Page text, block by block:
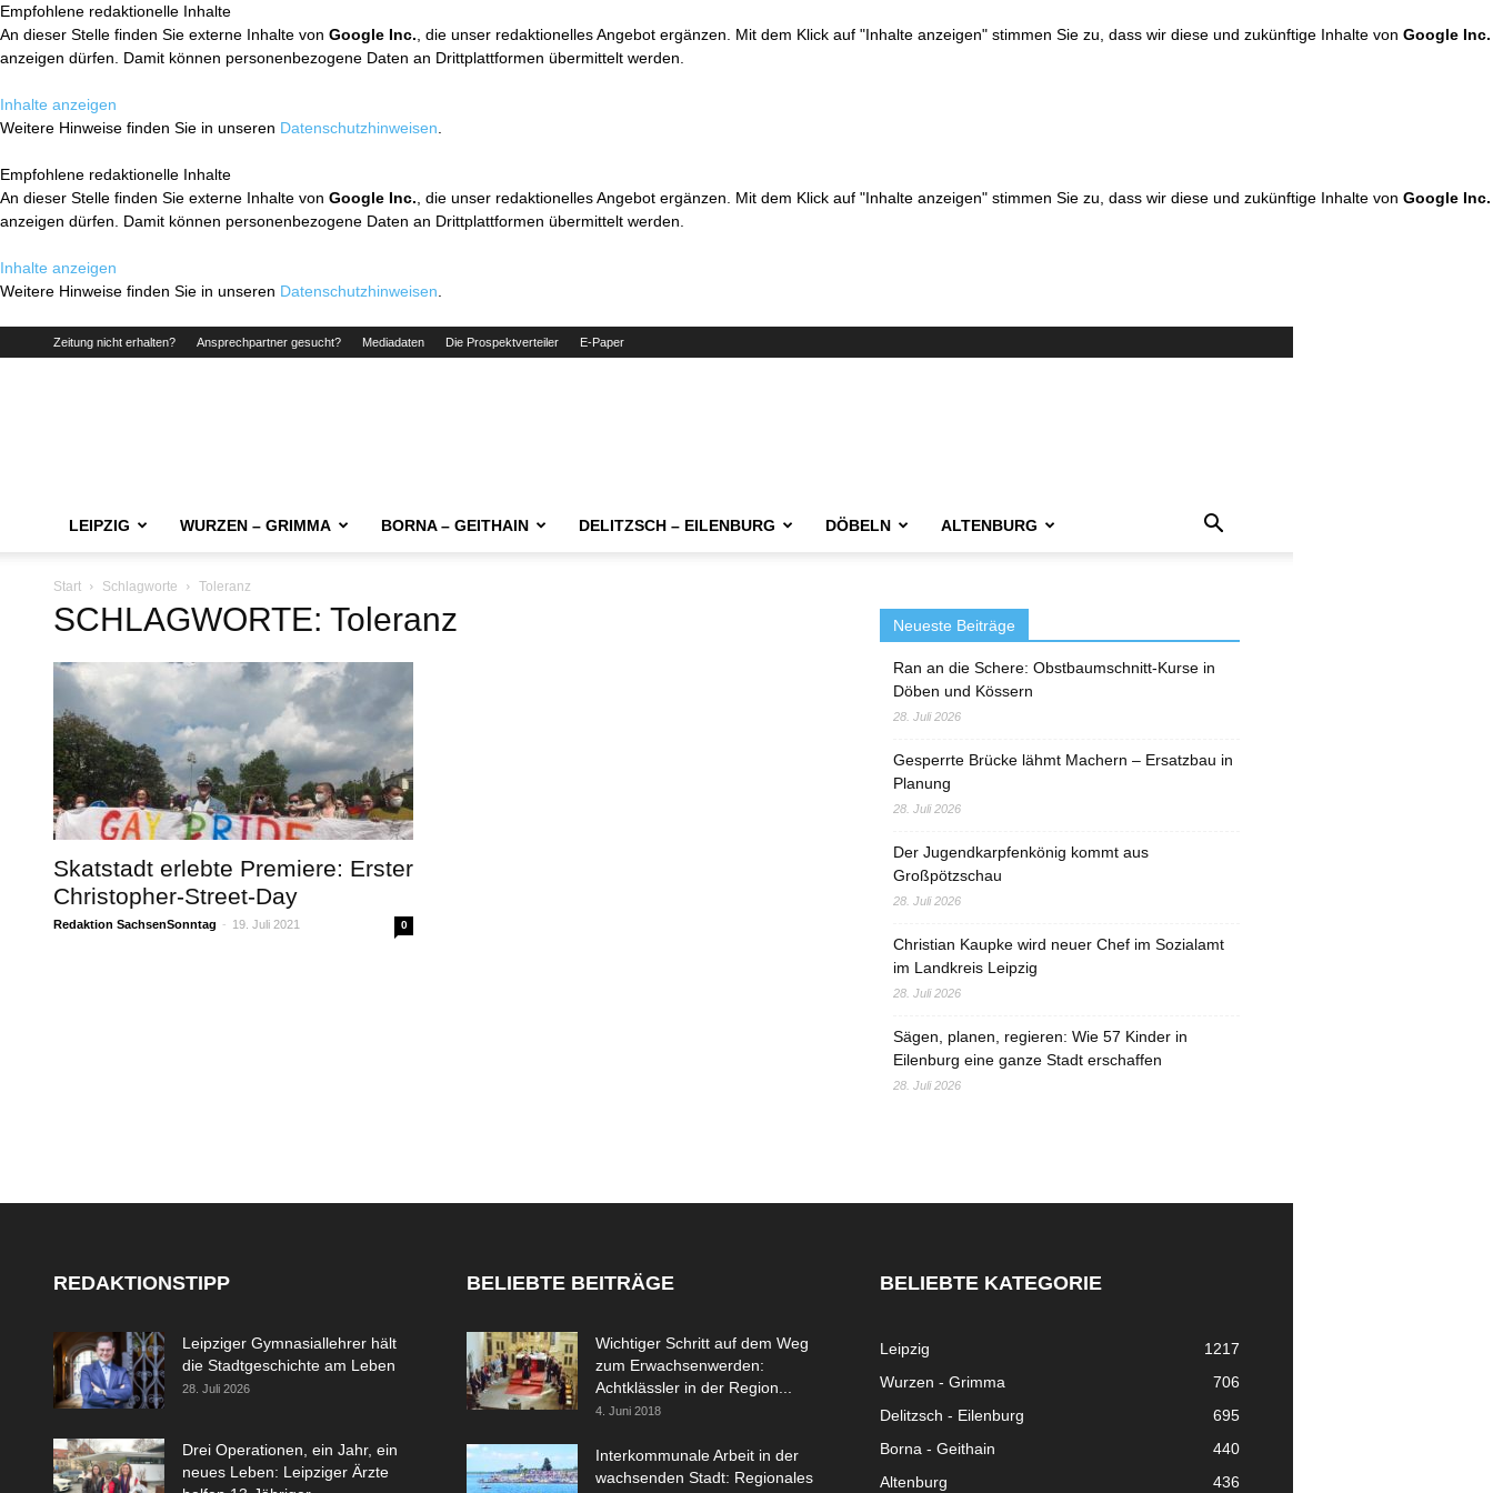
Empfohlene redaktionelle Inhalte
An dieser Stelle finden Sie externe Inhalte von Google Inc. , die unser redaktionelles Angebot ergänzen. Mit dem Klick auf "Inhalte anzeigen" stimmen Sie zu, dass wir diese und zukünftige Inhalte von Google Inc.
anzeigen dürfen. Damit können personenbezogene Daten an Drittplattformen übermittelt werden.
Inhalte anzeigen
Weitere Hinweise finden Sie in unseren Datenschutzhinweisen
Empfohlene redaktionelle Inhalte
An dieser Stelle finden Sie externe Inhalte von Google Inc. , die unser redaktionelles Angebot ergänzen. Mit dem Klick auf "Inhalte anzeigen" stimmen Sie zu, dass wir diese und zukünftige Inhalte von Google Inc.
anzeigen dürfen. Damit können personenbezogene Daten an Drittplattformen übermittelt werden.
Inhalte anzeigen
Weitere Hinweise finden Sie in unseren Datenschutzhinweisen
Zeitung nicht erhalten? Ansprechpartner gesucht? Mediadaten Die Prospektverteiler E-Paper
LEIPZIG WURZEN – GRIMMA BORNA – GEITHAIN DELITZSCH – EILENBURG DÖBELN ALTENBURG
Start Schlagworte Toleranz
SCHLAGWORTE: Toleranz
Skatstadt erlebte Premiere: Erster
Christopher-Street-Day
Redaktion SachsenSonntag - 19. Juli 2021 0
Neueste Beiträge
Ran an die Schere: Obstbaumschnitt-Kurse in
Döben und Kössern
28. Juli 2026
Gesperrte Brücke lähmt Machern – Ersatzbau in
Planung
28. Juli 2026
Der Jugendkarpfenkönig kommt aus
Großpötzschau
28. Juli 2026
Christian Kaupke wird neuer Chef im Sozialamt
im Landkreis Leipzig
28. Juli 2026
Sägen, planen, regieren: Wie 57 Kinder in
Eilenburg eine ganze Stadt erschaffen
28. Juli 2026
REDAKTIONSTIPP
Leipziger Gymnasiallehrer hält
die Stadtgeschichte am Leben
28. Juli 2026
Drei Operationen, ein Jahr, ein
neues Leben: Leipziger Ärzte
BELIEBTE BEITRÄGE
Wichtiger Schritt auf dem Weg
zum Erwachsenwerden:
Achtklässler in der Region...
4. Juni 2018
Interkommunale Arbeit in der
wachsenden Stadt: Regionales
BELIEBTE KATEGORIE
Leipzig
1217
Wurzen - Grimma
706
Delitzsch - Eilenburg
695
Borna - Geithain
440
Altenburg
436